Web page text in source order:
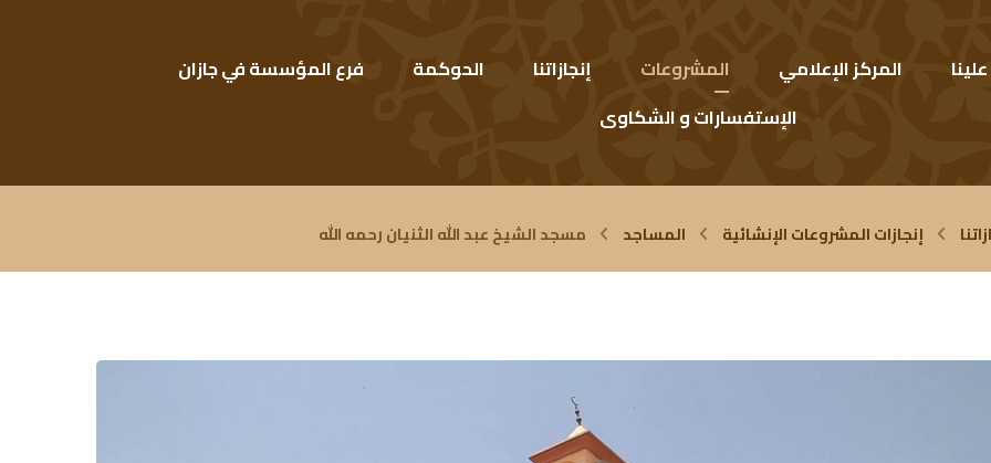
المركز الإعلامي المشروعات إنجازاتنا الحوكمة
فرع المؤسسة في جازان
الإستفسارات و الشكاوى
إنجازات المشروعات الإنشائية المساجد مسجد الشيخ عبد الله الثنيان رحمه الله